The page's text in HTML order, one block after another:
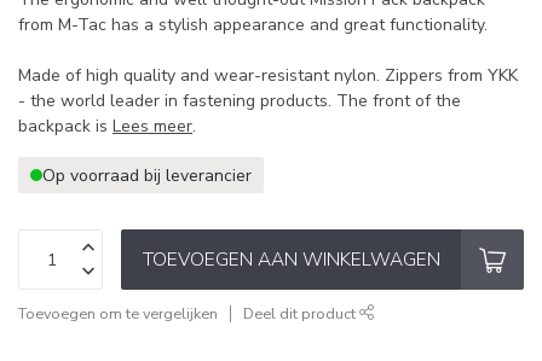
from M-Tac has a stylish appearance and great functionality.
Made of high quality and wear-resistant nylon. Zippers from YKK
- the world leader in fastening products. The front of the
backpack is Lees meer.
Op voorraad bij leverancier
TOEVOEGEN AAN WINKELWAGEN
Toevoegen om te vergelijken Deel dit product